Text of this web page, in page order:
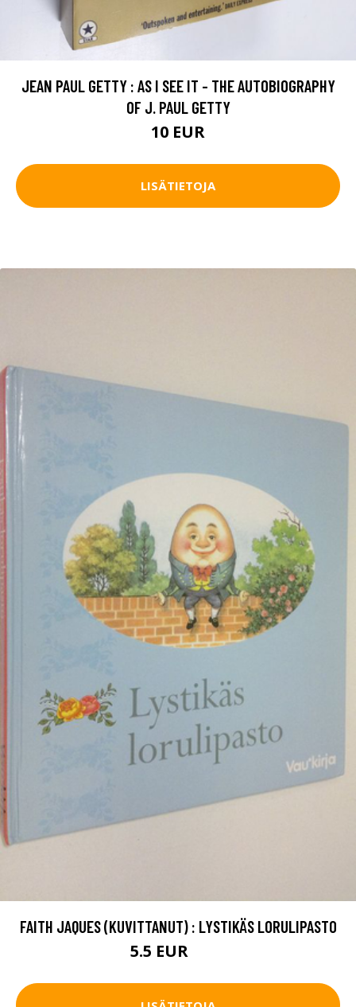
JEAN PAUL GETTY : AS I SEE IT - THE AUTOBIOGRAPHY
OF J. PAUL GETTY
10 EUR
LISÄTIETOJA
FAITH JAQUES (KUVITTANUT) : LYSTIKÄS LORULIPASTO
5.5 EUR